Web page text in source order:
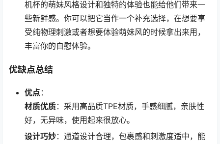
机杯的萌妹风格设计和独特的体验也能给他们带来一
些新鲜感。你可以把它当作一个补充选择，在想要享
受纯物理刺激或者想要体验萌妹风的时候拿出来用，
丰富你的自慰体验。
优缺点总结
优点 ：
材质优质：采用高品质TPE材质，手感细腻，亲肤性
好，无异味，使用起来很放心。
设计巧妙：通道设计合理，包裹感和刺激度适中，能